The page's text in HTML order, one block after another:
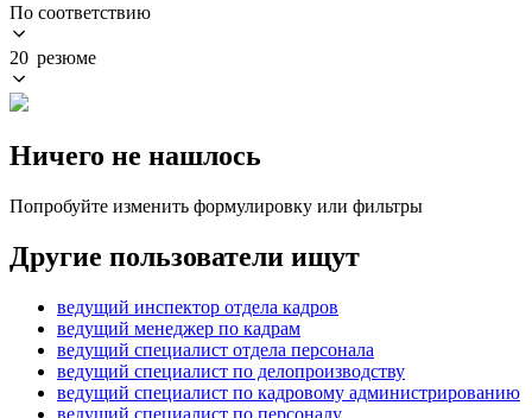
По соответствию
20 резюме
Ничего не нашлось
Попробуйте изменить формулировку или фильтры
Другие пользователи ищут
ведущий инспектор отдела кадров
ведущий менеджер по кадрам
ведущий специалист отдела персонала
ведущий специалист по делопроизводству
ведущий специалист по кадровому администрированию
ведущий специалист по персоналу